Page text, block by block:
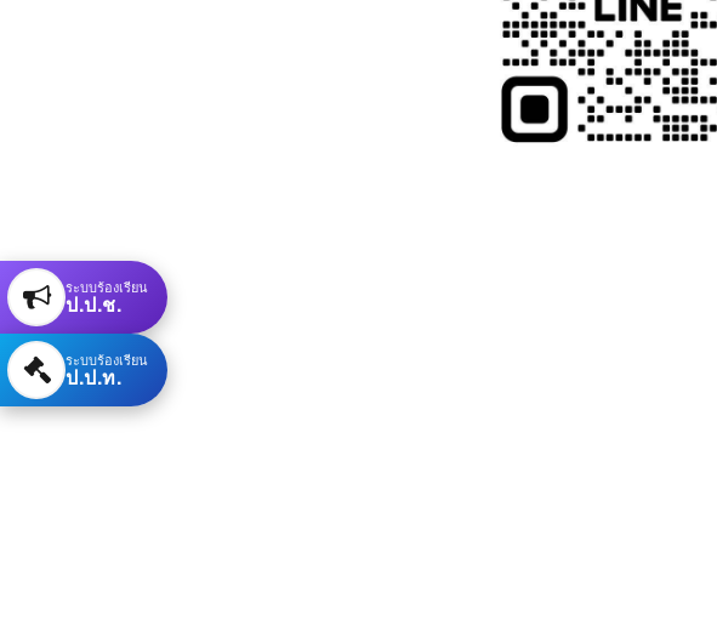
ระบบร้องเรียน
ป.ป.ช.
ระบบร้องเรียน
ป.ป.ท.